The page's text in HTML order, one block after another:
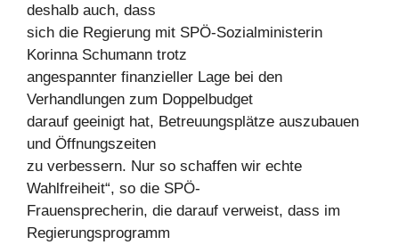
deshalb auch, dass
sich die Regierung mit SPÖ-Sozialministerin
Korinna Schumann trotz
angespannter finanzieller Lage bei den
Verhandlungen zum Doppelbudget
darauf geeinigt hat, Betreuungsplätze auszubauen
und Öffnungszeiten
zu verbessern. Nur so schaffen wir echte
Wahlfreiheit“, so die SPÖ-
Frauensprecherin, die darauf verweist, dass im
Regierungsprogramm